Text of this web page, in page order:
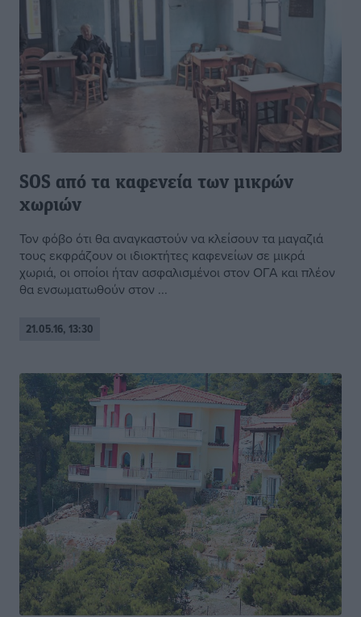
SOS από τα καφενεία των μικρών
χωριών
Τον φόβο ότι θα αναγκαστούν να κλείσουν τα μαγαζιά
τους εκφράζουν οι ιδιοκτήτες καφενείων σε μικρά
χωριά, οι οποίοι ήταν ασφαλισμένοι στον ΟΓΑ και πλέον
θα ενσωματωθούν στον ...
21.05.16, 13:30